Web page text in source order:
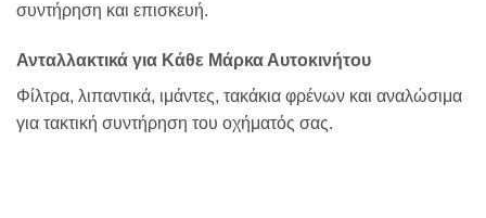
συντήρηση και επισκευή.
Ανταλλακτικά για Κάθε Μάρκα Αυτοκινήτου
Φίλτρα, λιπαντικά, ιμάντες, τακάκια φρένων και αναλώσιμα
για τακτική συντήρηση του οχήματός σας.